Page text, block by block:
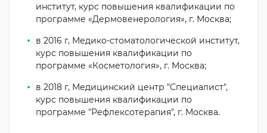
институт, курс повышения квалификации по
программе «Дермовенерология», г. Москва;
в 2016 г, Медико-стоматологической институт,
курс повышения квалификации по
программе «Косметология», г. Москва;
в 2018 г, Медицинский центр "Специалист",
курс повышения квалификации по
программе "Рефлексотерапия", г. Москва.